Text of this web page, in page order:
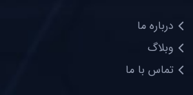
درباره ما
وبلاگ
تماس با ما